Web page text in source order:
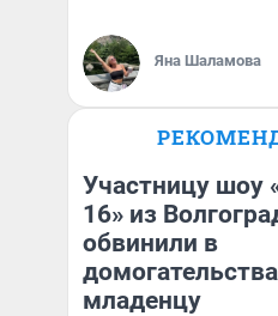
Яна Шаламова
Участницу шоу
16» из
обвинили в
младенцу